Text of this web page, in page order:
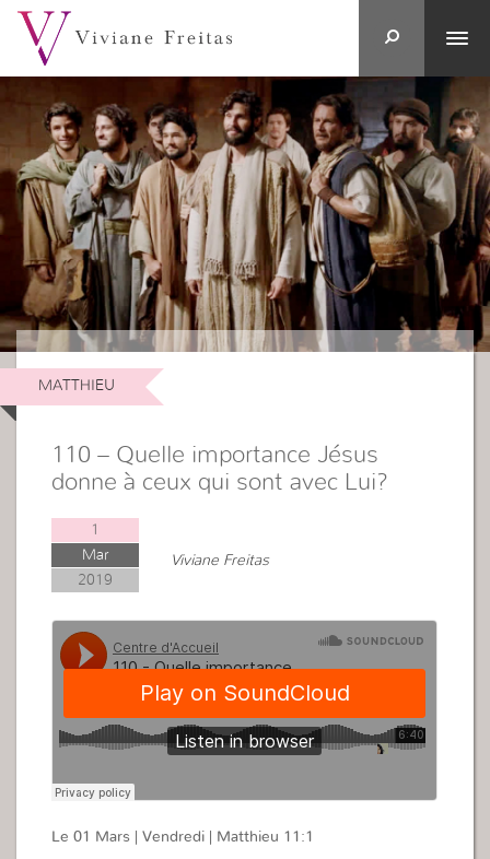
MATTHIEU
110 – Quelle importance Jésus
donne à ceux qui sont avec Lui?
1
Mar
2019
Viviane Freitas
Le 01 Mars | Vendredi | Matthieu 11:1